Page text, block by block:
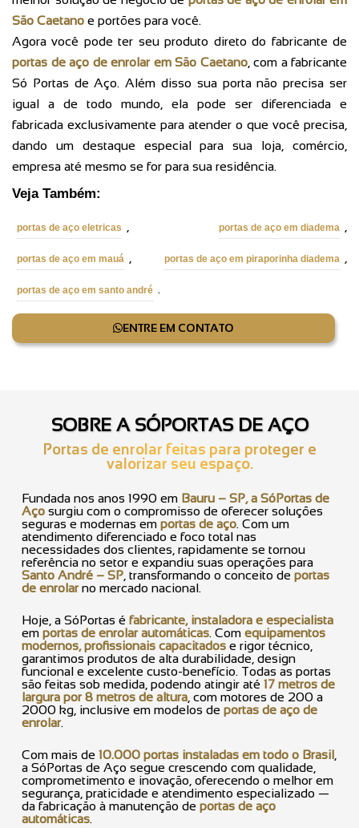
São Caetano e portões para você.
Agora você pode ter seu produto direto do fabricante de
portas de aço de enrolar em São Caetano, com a fabricante
Só Portas de Aço. Além disso sua porta não precisa ser
igual a de todo mundo, ela pode ser diferenciada e
fabricada exclusivamente para atender o que você precisa,
dando um destaque especial para sua loja, comércio,
empresa até mesmo se for para sua residência.
Veja Também:
portas de aço eletricas portas de aço em diadema
portas de aço em mauá portas de aço em piraporinha diadema
portas de aço em santo andré .
ENTRE EM CONTATO
SOBRE A SÓPORTAS DE AÇO
Portas de enrolar feitas para proteger e
valorizar seu espaço.
Fundada nos anos 1990 em Bauru – SP, a SóPortas de
Aço surgiu com o compromisso de oferecer soluções
seguras e modernas em portas de aço. Com um
atendimento diferenciado e foco total nas
necessidades dos clientes, rapidamente se tornou
referência no setor e expandiu suas operações para
Santo André – SP , transformando o conceito de portas
de enrolarno mercado nacional.
Hoje, a SóPortas é fabricante, instaladora e especialista
em portas de enrolar automáticas. Com equipamentos
modernos, profissionais capacitados e rigor técnico,
garantimos produtos de alta durabilidade, design
funcional e excelente custo-benefício. Todas as portas
são feitas sob medida, podendo atingir até 17 metros de
largura por 8 metros de altura , com motores de 200 a
2000 kg, inclusive em modelos de portas de aço de
enrolar.
Com mais de 10.000 portas instaladas em todo o Brasil
a SóPortas de Aço segue crescendo com qualidade,
comprometimento e inovação, oferecendo o melhor em
segurança, praticidade e atendimento especializado —
da fabricação à manutenção de portas de aço
automáticas.